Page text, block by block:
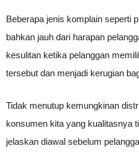
Beberapa jenis komplain seperti
bahkan jauh dari harapan
kesulitan ketika pelanggan
tersebut dan menjadi kerugian
Tidak menutup kemungkinan
konsumen kita yang kualitasnya
jelaskan diawal sebelum